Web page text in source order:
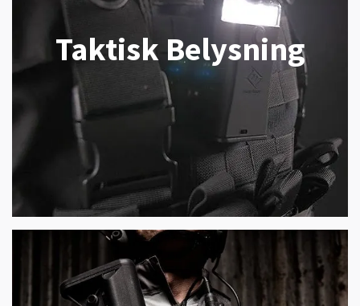
Taktisk Belysning